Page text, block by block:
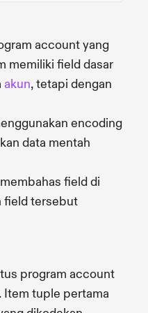
account yang
memiliki field dasar
akun, tetapi dengan
encoding
data mentah
field di
field tersebut
program account
Item tuple pertama